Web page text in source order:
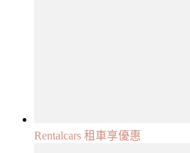
Rentalcars 租車享優惠